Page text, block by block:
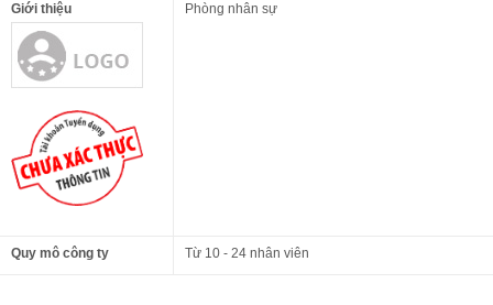
Giới thiệu Phòng nhân sự
Quy mô công ty Từ 10 - 24 nhân viên